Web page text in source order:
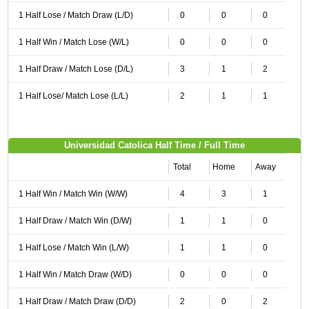
1 Half Lose / Match Draw (L/D) 0 0 0
1 Half Win / Match Lose (W/L) 0 0 0
1 Half Draw / Match Lose (D/L) 3 1 2
1 Half Lose/ Match Lose (L/L) 2 1 1
Universidad Catolica Half Time / Full Time
Total Home Away
1 Half Win / Match Win (W/W) 4 3 1
1 Half Draw / Match Win (D/W) 1 1 0
1 Half Lose / Match Win (L/W) 1 1 0
1 Half Win / Match Draw (W/D) 0 0 0
1 Half Draw / Match Draw (D/D) 2 0 2